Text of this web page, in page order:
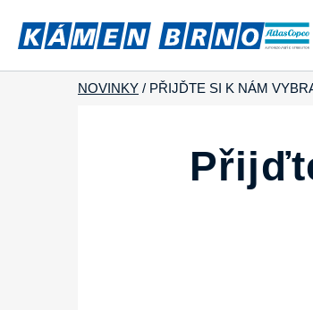
NOVINKY / PŘIJĎTE SI K NÁM